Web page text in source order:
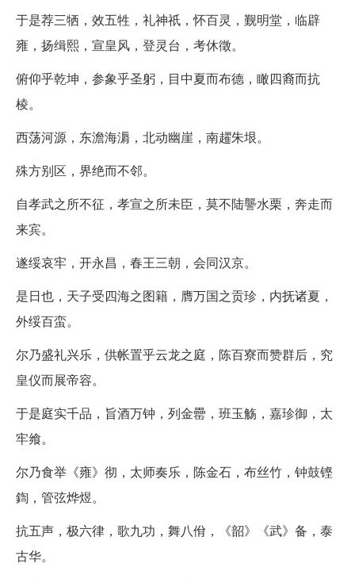
于是荐三牺，效五牲，礼神祇，怀百灵，觐明堂，临辟
雍，扬缉熙，宣皇风，登灵台，考休徵。
俯仰乎乾坤，参象乎圣躬，目中夏而布德，瞰四裔而抗
棱。
西荡河源，东澹海漘，北动幽崖，南趯朱垠。
殊方别区，界绝而不邻。
自孝武之所不征，孝宣之所未臣，莫不陆讋水栗，奔走而
来宾。
遂绥哀牢，开永昌，春王三朝，会同汉京。
是日也，天子受四海之图籍，膺万国之贡珍，内抚诸夏，
外绥百蛮。
尔乃盛礼兴乐，供帐置乎云龙之庭，陈百寮而赞群后，究
皇仪而展帝容。
于是庭实千品，旨酒万钟，列金罍，班玉觞，嘉珍御，太
牢飨。
尔乃食举《雍》彻，太师奏乐，陈金石，布丝竹，钟鼓铿
鍧，管弦烨煜。
抗五声，极六律，歌九功，舞八佾，《韶》《武》备，泰
古华。